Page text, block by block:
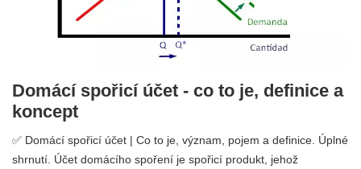
Domácí spořicí účet - co to je, definice a
koncept
✅ Domácí spořicí účet | Co to je, význam, pojem a definice. Úplné
shrnutí. Účet domácího spoření je spořicí produkt, jehož